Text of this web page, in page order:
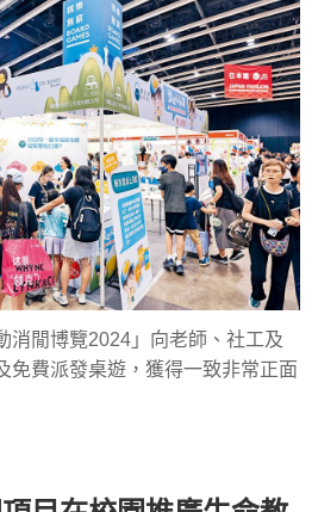
消閒博覽2024」向老師、社工及
免費派發桌遊，獲得一致非常正面